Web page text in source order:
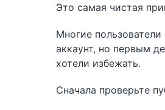
Это самая чистая
Многие
аккаунт, но первым
хотели избежать.
Сначала проверьте